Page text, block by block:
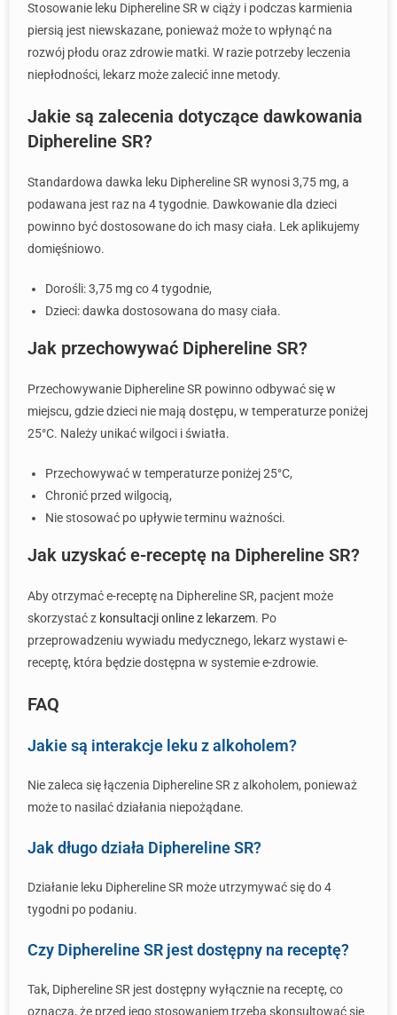
Stosowanie leku Diphereline SR w ciąży i podczas karmienia
piersią jest niewskazane, ponieważ może to wpłynąć na
rozwój płodu oraz zdrowie matki. W razie potrzeby leczenia
niepłodności, lekarz może zalecić inne metody.
Jakie są zalecenia dotyczące dawkowania
Diphereline SR?
Standardowa dawka leku Diphereline SR wynosi 3,75 mg, a
podawana jest raz na 4 tygodnie. Dawkowanie dla dzieci
powinno być dostosowane do ich masy ciała. Lek aplikujemy
domięśniowo.
Dorośli: 3,75 mg co 4 tygodnie,
Dzieci: dawka dostosowana do masy ciała.
Jak przechowywać Diphereline SR?
Przechowywanie Diphereline SR powinno odbywać się w
miejscu, gdzie dzieci nie mają dostępu, w temperaturze poniżej
25°C. Należy unikać wilgoci i światła.
Przechowywać w temperaturze poniżej 25°C,
Chronić przed wilgocią,
Nie stosować po upływie terminu ważności.
Jak uzyskać e-receptę na Diphereline SR?
Aby otrzymać e-receptę na Diphereline SR, pacjent może
skorzystać z konsultacji online z lekarzem. Po
przeprowadzeniu wywiadu medycznego, lekarz wystawi e-
receptę, która będzie dostępna w systemie e-zdrowie.
FAQ
Jakie są interakcje leku z alkoholem?
Nie zaleca się łączenia Diphereline SR z alkoholem, ponieważ
może to nasilać działania niepożądane.
Jak długo działa Diphereline SR?
Działanie leku Diphereline SR może utrzymywać się do 4
tygodni po podaniu.
Czy Diphereline SR jest dostępny na receptę?
Tak, Diphereline SR jest dostępny wyłącznie na receptę, co
oznacza, że przed jego stosowaniem trzeba skonsultować się